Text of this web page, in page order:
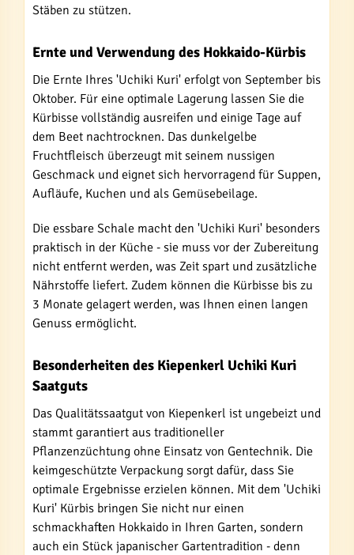
Stäben zu stützen.
Ernte und Verwendung des Hokkaido-Kürbis
Die Ernte Ihres 'Uchiki Kuri' erfolgt von September bis
Oktober. Für eine optimale Lagerung lassen Sie die
Kürbisse vollständig ausreifen und einige Tage auf
dem Beet nachtrocknen. Das dunkelgelbe
Fruchtfleisch überzeugt mit seinem nussigen
Geschmack und eignet sich hervorragend für Suppen,
Aufläufe, Kuchen und als Gemüsebeilage.
Die essbare Schale macht den 'Uchiki Kuri' besonders
praktisch in der Küche - sie muss vor der Zubereitung
nicht entfernt werden, was Zeit spart und zusätzliche
Nährstoffe liefert. Zudem können die Kürbisse bis zu
3 Monate gelagert werden, was Ihnen einen langen
Genuss ermöglicht.
Besonderheiten des Kiepenkerl Uchiki Kuri
Saatguts
Das Qualitätssaatgut von Kiepenkerl ist ungebeizt und
stammt garantiert aus traditioneller
Pflanzenzüchtung ohne Einsatz von Gentechnik. Die
keimgeschützte Verpackung sorgt dafür, dass Sie
optimale Ergebnisse erzielen können. Mit dem 'Uchiki
Kuri' Kürbis bringen Sie nicht nur einen
schmackhaften Hokkaido in Ihren Garten, sondern
auch ein Stück japanischer Gartentradition - denn